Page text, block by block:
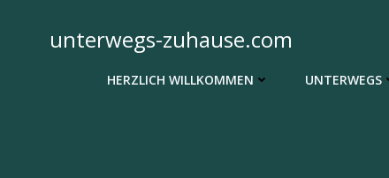
springenunterwegs-zuhause.com
HERZLICH WILLKOMMEN UNTERWEGS